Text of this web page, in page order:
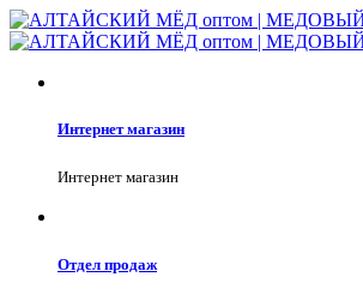
Интернет магазин
Интернет магазин
Отдел продаж